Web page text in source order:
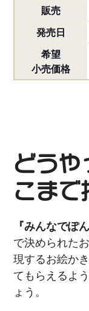
販売
発売日
希望
小売価格
どう
こまで
『みんなでぽ
で決められた
現するお絵か
てもらえるよ
ょう。